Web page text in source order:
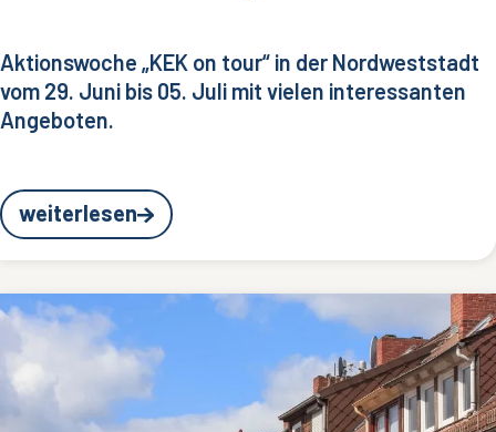
Aktionswoche „KEK on tour“ in der Nordweststadt
vom 29. Juni bis 05. Juli mit vielen interessanten
Angeboten.
weiterlesen